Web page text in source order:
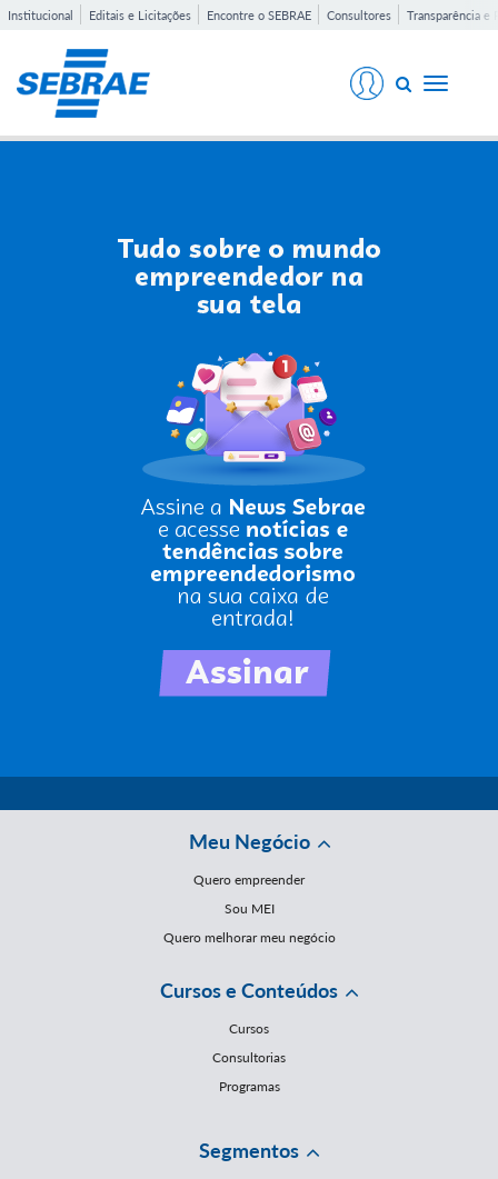
Institucional Editais e Licitações Encontre o SEBRAE Consultores Transparência e
Toggle
Meu Negócio
Quero empreender
Sou MEI
Quero melhorar meu negócio
Cursos e Conteúdos
Cursos
Consultorias
Programas
Segmentos